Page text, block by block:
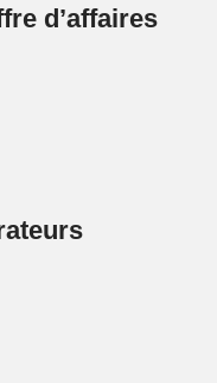
d’affaires